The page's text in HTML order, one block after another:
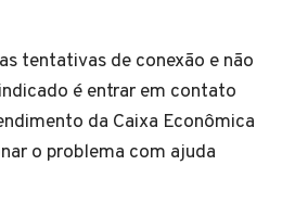
tentativas de conexão e não
é entrar em contato
da Caixa Econômica
o problema com ajuda